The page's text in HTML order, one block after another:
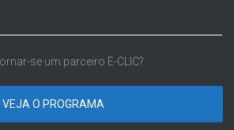
se um parceiro E-CLIC?
VEJA O PROGRAMA